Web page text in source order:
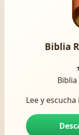
Biblia
Biblia
Lee y